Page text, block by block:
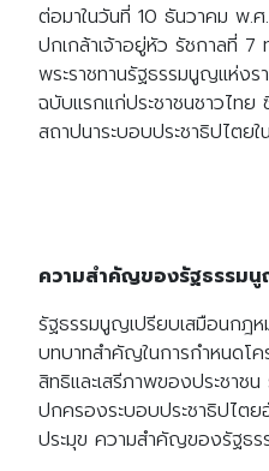
ต่อมาในวันที่ 10 ธันวาคม พ.
ปกเกล้าเจ้าอยู่หัว รัชกาลที่ 7
พระราชทานรัฐธรรมนูญแห่ง
ฉบับแรกแก่ประชาชนชาวไท
สถาปนาระบอบประชาธิปไตย
ความสำคัญของรัฐธรรม
รัฐธรรมนูญเปรียบเสมือนกฎ
บทบาทสำคัญในการกำหนดโ
สิทธิและเสรีภาพของประชาช
ปกครองระบอบประชาธิปไต
ประมุข ความสำคัญของรัฐธ